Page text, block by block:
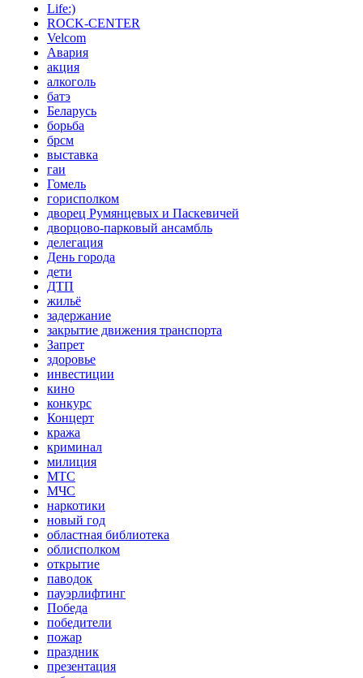
Life:)
ROCK-CENTER
Velcom
Авария
акция
алкоголь
батэ
Беларусь
борьба
брсм
выставка
гаи
Гомель
горисполком
дворец Румянцевых и Паскевичей
дворцово-парковый ансамбль
делегация
День города
дети
ДТП
жильё
задержание
закрытие движения транспорта
Запрет
здоровье
инвестиции
кино
конкурс
Концерт
кража
криминал
милиция
МТС
МЧС
наркотики
новый год
областная библиотека
облисполком
открытие
паводок
пауэрлифтинг
Победа
победители
пожар
праздник
презентация